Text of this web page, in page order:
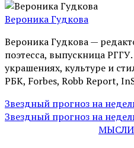
Вероника Гудкова
Вероника Гудкова —
поэтесса, выпускница
украшениях, культуре и
РБК, Forbes, Robb Report,
Звездный прогноз на
Звездный прогноз на